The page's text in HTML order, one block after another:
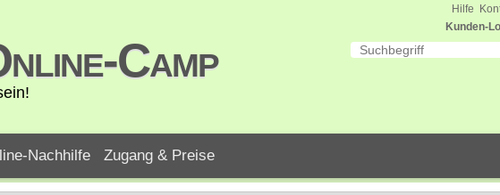
Hilfe
Kunden-
Camp
Nachhilfe Zugang & Preise